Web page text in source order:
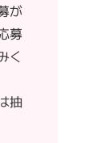
が
募
く
抽